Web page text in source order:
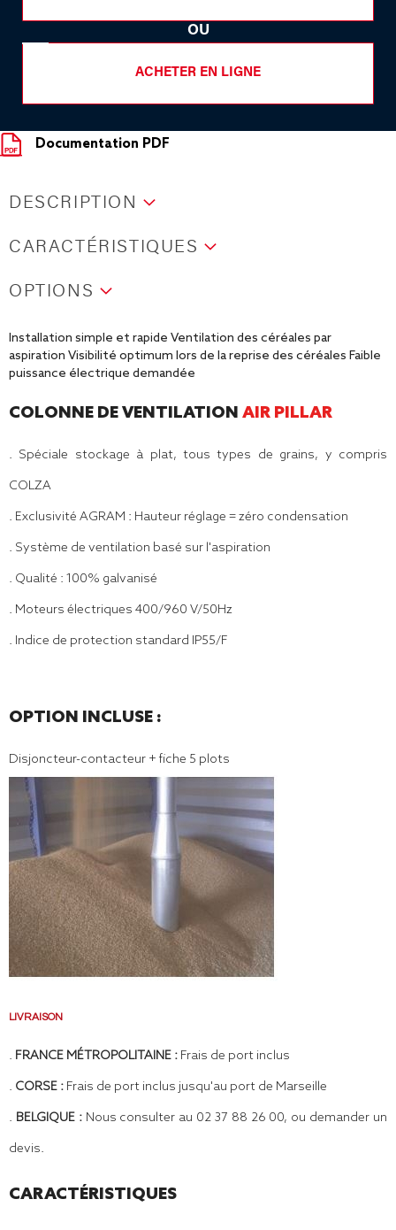
OU
ACHETER EN LIGNE
Documentation PDF
DESCRIPTION
CARACTÉRISTIQUES
OPTIONS
Installation simple et rapide Ventilation des céréales par
aspiration Visibilité optimum lors de la reprise des céréales Faible
puissance électrique demandée
COLONNE DE VENTILATION AIR PILLAR
. Spéciale stockage à plat, tous types de grains, y compris
COLZA
. Exclusivité AGRAM : Hauteur réglage = zéro condensation
. Système de ventilation basé sur l'aspiration
. Qualité : 100% galvanisé
. Moteurs électriques 400/960 V/50Hz
. Indice de protection standard IP55/F
OPTION INCLUSE :
Disjoncteur-contacteur + fiche 5 plots
LIVRAISON
. FRANCE MÉTROPOLITAINE : Frais de port inclus
. CORSE : Frais de port inclus jusqu'au port de Marseille
. BELGIQUE :Nous consulter au 02 37 88 26 00, ou demander un
devis.
CARACTÉRISTIQUES